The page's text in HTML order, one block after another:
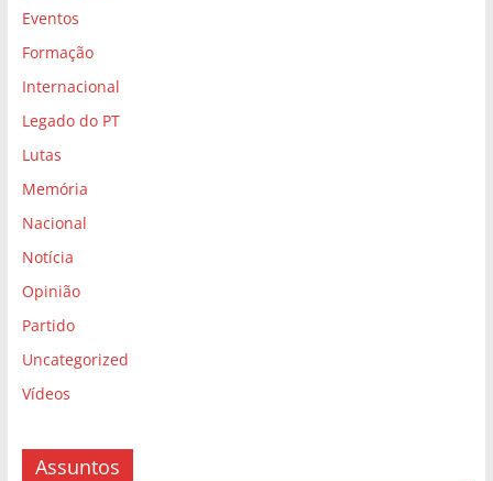
Eventos
Formação
Internacional
Legado do PT
Lutas
Memória
Nacional
Notícia
Opinião
Partido
Uncategorized
Vídeos
Assuntos